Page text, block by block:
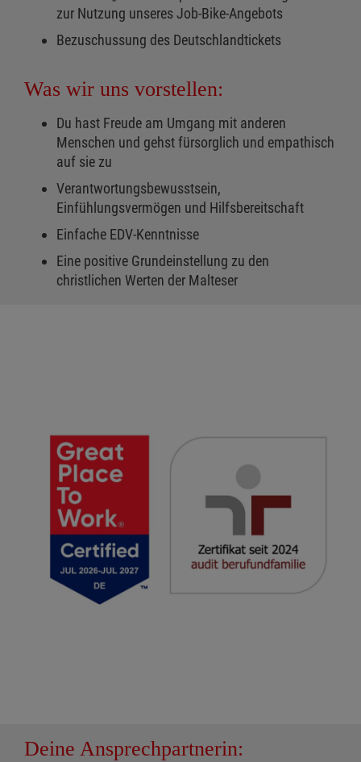
zur Nutzung unseres Job-Bike-Angebots
Bezuschussung des Deutschlandtickets
Was wir uns vorstellen:
Du hast Freude am Umgang mit anderen
Menschen und gehst fürsorglich und empathisch
auf sie zu
Verantwortungsbewusstsein,
Einfühlungsvermögen und Hilfsbereitschaft
Einfache EDV-Kenntnisse
Eine positive Grundeinstellung zu den
christlichen Werten der Malteser
Deine Ansprechpartnerin: